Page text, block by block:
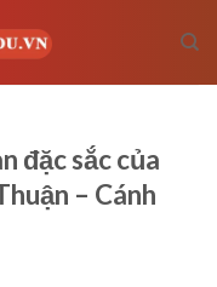
đặc sắc của
– Cánh